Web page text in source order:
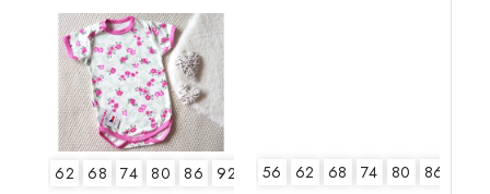
62 68 74 80 86 92 56 62 68 74 80 86